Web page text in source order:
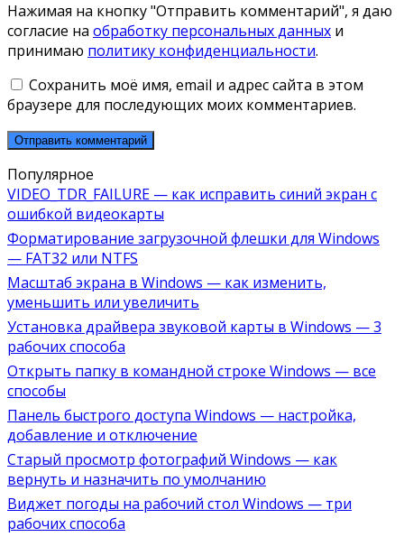
Нажимая на кнопку "Отправить комментарий", я даю
согласие на обработку персональных данных и
принимаю политику конфиденциальности.
Сохранить моё имя, email и адрес сайта в этом
браузере для последующих моих комментариев.
Популярное
VIDEO_TDR_FAILURE — как исправить синий экран с
ошибкой видеокарты
Форматирование загрузочной флешки для Windows
— FAT32 или NTFS
Масштаб экрана в Windows — как изменить,
уменьшить или увеличить
Установка драйвера звуковой карты в Windows — 3
рабочих способа
Открыть папку в командной строке Windows — все
способы
Панель быстрого доступа Windows — настройка,
добавление и отключение
Старый просмотр фотографий Windows — как
вернуть и назначить по умолчанию
Виджет погоды на рабочий стол Windows — три
рабочих способа